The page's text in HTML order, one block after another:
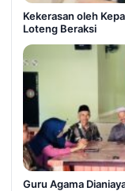
Kekerasan oleh
Loteng Beraksi
Guru Agama